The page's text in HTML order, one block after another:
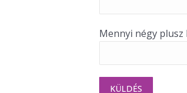
Mennyi négy plusz